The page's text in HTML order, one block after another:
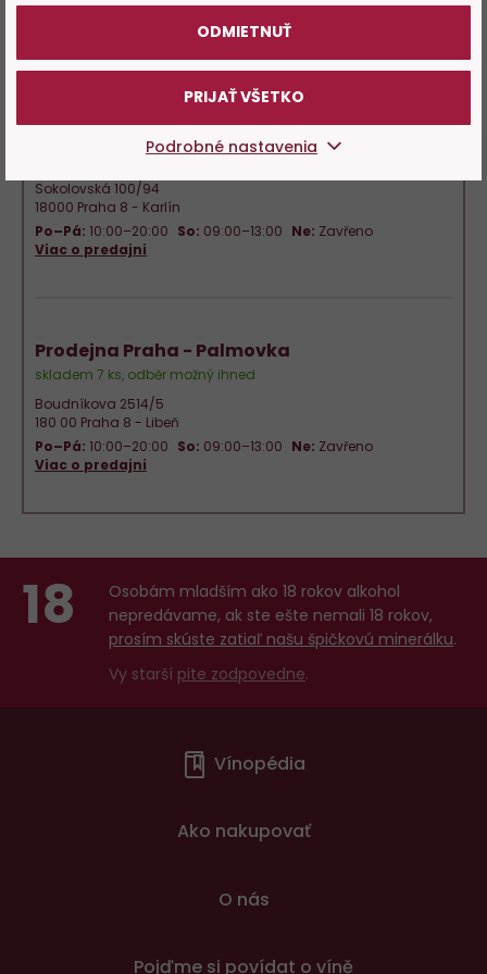
Prodejna Praha - Karlín
skladem 5 ks, odběr možný ihned
Sokolovská 100/94
18000 Praha 8 - Karlín
Po–Pá: 10:00–20:00 So: 09:00–13:00 Ne: Zavřeno
Viac o predajni
Prodejna Praha - Palmovka
skladem 7 ks, odběr možný ihned
Boudníkova 2514/5
180 00 Praha 8 - Libeň
Po–Pá: 10:00–20:00 So: 09:00–13:00 Ne: Zavřeno
Viac o predajni
ODMIETNUŤ
PRIJAŤ VŠETKO
Podrobné nastavenia
18
Osobám mladším ako 18 rokov alkohol
nepredávame, ak ste ešte nemali 18 rokov,
prosím skúste zatiaľ našu špičkovú minerálku.
Vy starší pite zodpovedne.
Vínopédia
Ako nakupovať
O nás
Pojďme si povídat o víně